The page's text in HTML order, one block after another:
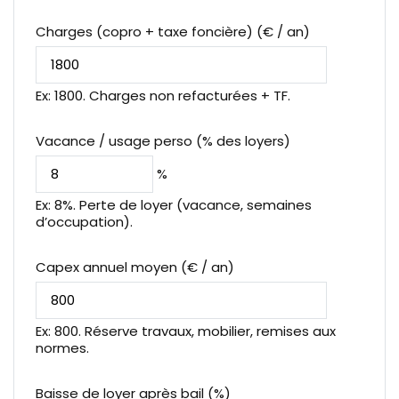
Charges (copro + taxe foncière) (€ / an)
Ex: 1800. Charges non refacturées + TF.
Vacance / usage perso (% des loyers)
%
Ex: 8%. Perte de loyer (vacance, semaines
d’occupation).
Capex annuel moyen (€ / an)
Ex: 800. Réserve travaux, mobilier, remises aux
normes.
Baisse de loyer après bail (%)